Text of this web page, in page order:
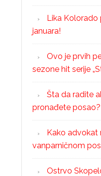
Lika Kolorado
januara!
Ovo je prvih
sezone hit serije
Šta da radite
pronađete posao?
Kako advokat
vanparničnom
Ostrvo